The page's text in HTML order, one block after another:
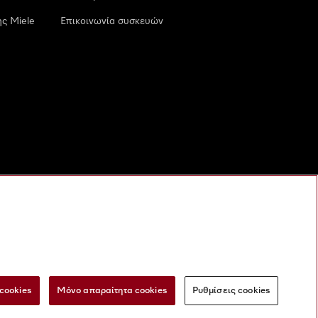
Miele Επικοινωνία συσκευών
ψηφιακές υπηρεσίες Φόρμα Υπαναχώρησης
Μόνο απαραίτητα cookies Ρυθμίσεις cookies